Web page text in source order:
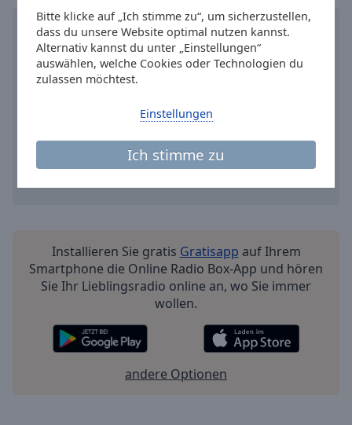
Bitte klicke auf „Ich stimme zu“, um sicherzustellen,
dass du unsere Website optimal nutzen kannst.
Alternativ kannst du unter „Einstellungen“
auswählen, welche Cookies oder Technologien du
zulassen möchtest.
Ich stimme zu
Einstellungen
Installieren Sie gratis Gratisapp auf Ihrem
Smartphone die Online Radio Box-App und hören
Sie Ihr Lieblingsradio online an, wo Sie immer
wollen.
andere Optionen